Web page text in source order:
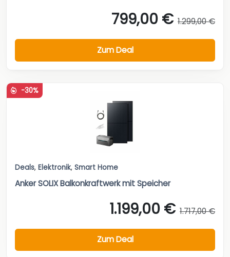
799,00 € 1.299,00 €
Zum Deal
-30%
Deals, Elektronik, Smart Home
Anker SOLIX Balkonkraftwerk mit Speicher
1.199,00 € 1.717,00 €
Zum Deal